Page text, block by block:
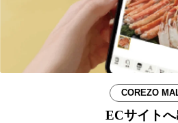
COREZO
ECサイト